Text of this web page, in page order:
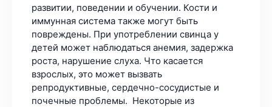
развитии, поведении и обучении. Кости и
иммунная система также могут быть
повреждены. При употреблении свинца у
детей может наблюдаться анемия, задержка
роста, нарушение слуха. Что касается
взрослых, это может вызвать
репродуктивные, сердечно-сосудистые и
почечные проблемы. Некоторые из